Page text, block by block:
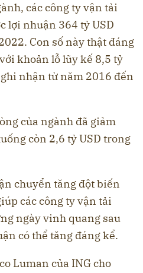
các công ty vận tải
lợi nhuận 364 tỷ USD
Con số này thật đáng
khoản lỗ lũy kế 8,5 tỷ
nhận từ năm 2016 đến
của ngành đã giảm
còn 2,6 tỷ USD trong
chuyển tăng đột biến
các công ty vận tải
ngày vinh quang sau
có thể tăng đáng kể.
Luman của ING cho